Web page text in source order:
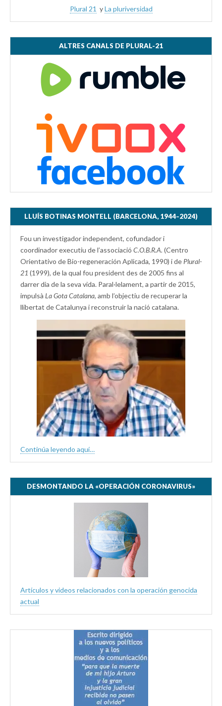
Plural 21 yLa pluriversidad
ALTRES CANALS DE PLURAL-21
LLUÍS BOTINAS MONTELL (BARCELONA, 1944–2024)
Fou un investigador independent, cofundador i
coordinador executiu de l’associació C.O.B.R.A. (Centro
Orientativo de Bio-regeneración Aplicada, 1990) i de Plural-
21 (1999), de la qual fou president des de 2005 fins al
darrer dia de la seva vida. Paral·lelament, a partir de 2015,
impulsà La Gota Catalana, amb l’objectiu de recuperar la
llibertat de Catalunya i reconstruir la nació catalana.
Continúa leyendo aquí…
DESMONTANDO LA «OPERACIÓN CORONAVIRUS»
Artículos y videos relacionados con la operación genocida
actual